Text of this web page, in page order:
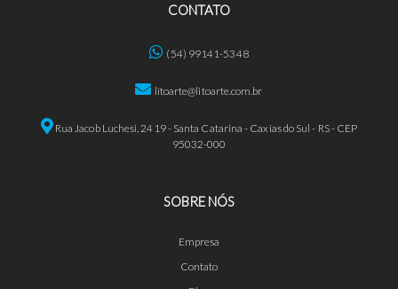
CONTATO
(54) 99141-5348
litoarte@litoarte.com.br
Rua Jacob Luchesi, 2419 - Santa Catarina - Caxias do Sul - RS - CEP
95032-000
SOBRE NÓS
Empresa
Contato